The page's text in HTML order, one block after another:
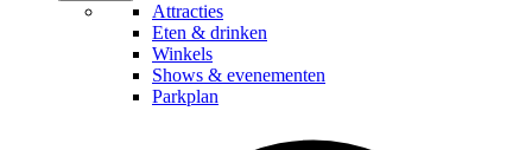
Attracties
Eten & drinken
Winkels
Shows & evenementen
Parkplan